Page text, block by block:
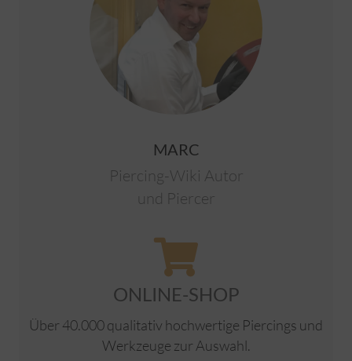
MARC
Piercing-Wiki Autor
und Piercer
ONLINE-SHOP
Über 40.000 qualitativ hochwertige Piercings und
Werkzeuge zur Auswahl.